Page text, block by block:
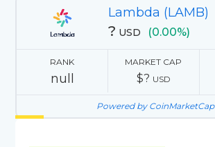
Lambda (LAMB)
? USD (0.00%)
RANK
null
MARKET CAP
$? USD
Powered by CoinMarketCap